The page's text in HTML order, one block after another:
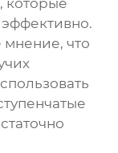
которые
что